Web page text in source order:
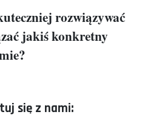
rozwiązywać
jakiś konkretny
się z nami: